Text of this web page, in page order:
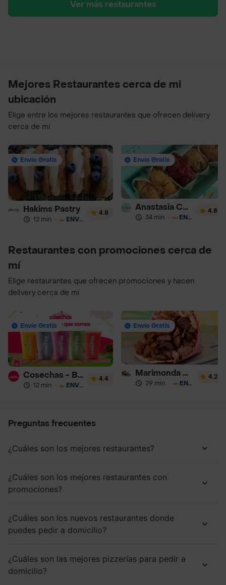
Ver más restaurantes
Mejores Restaurantes cerca de mi
ubicación
Elige entre los mejores restaurantes que ofrecen delivery
cerca de mí
Envío Gratis
Hakims Pastry
12 min · ENVÍO GRATIS
4.8
Envío Gratis
Anastasia Cookies
34 min · ENVÍO GRATIS
4.8
Restaurantes con promociones cerca de
mí
Elige restaurantes que ofrecen promociones y hacen
delivery cerca de mí
Envío Gratis
Cosechas - Batidos
12 min · ENVÍO GRATIS
4.4
Envío Gratis
Marimonda del Mono
29 min · ENVÍO GRATIS
4.2
Preguntas frecuentes
¿Cuáles son los mejores restaurantes?
¿Cuáles son los mejores restaurantes con
promociones?
¿Cuáles son los nuevos restaurantes donde
puedes pedir a domicilio?
¿Cuáles son las mejores pizzerías para pedir a
domicilio?